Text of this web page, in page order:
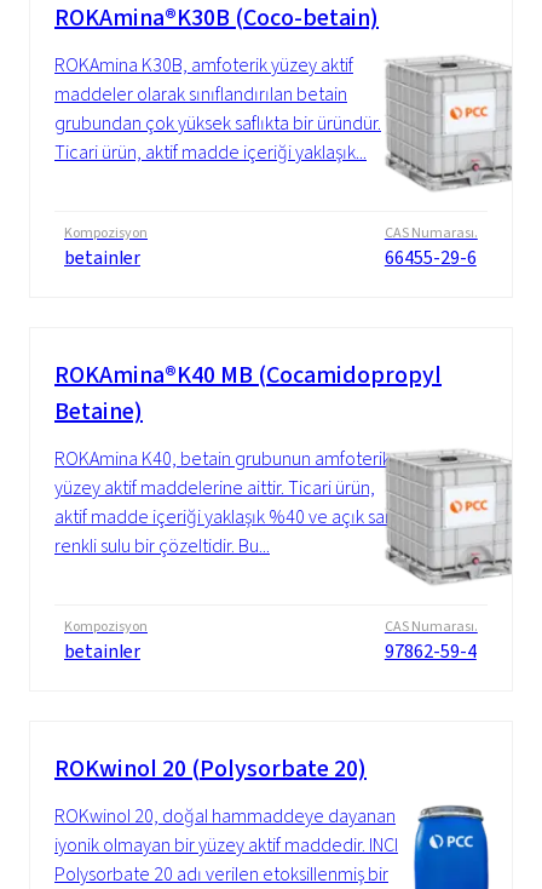
ROKAmina®K30B (Coco-betain)
ROKAmina K30B, amfoterik yüzey aktif
maddeler olarak sınıflandırılan betain
grubundan çok yüksek saflıkta bir üründür.
Ticari ürün, aktif madde içeriği yaklaşık...
Kompozisyon
betainler
CAS Numarası.
66455-29-6
ROKAmina®K40 MB (Cocamidopropyl
Betaine)
ROKAmina K40, betain grubunun amfoterik
yüzey aktif maddelerine aittir. Ticari ürün,
aktif madde içeriği yaklaşık %40 ve açık sarı
renkli sulu bir çözeltidir. Bu...
Kompozisyon
betainler
CAS Numarası.
97862-59-4
ROKwinol 20 (Polysorbate 20)
ROKwinol 20, doğal hammaddeye dayanan
iyonik olmayan bir yüzey aktif maddedir. INCI
Polysorbate 20 adı verilen etoksillenmiş bir